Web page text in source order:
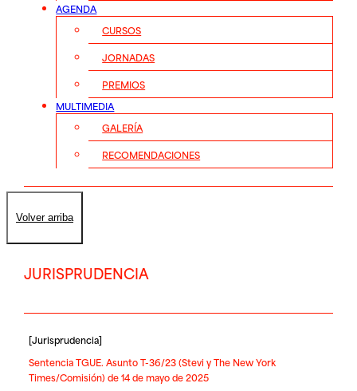
AGENDA
CURSOS
JORNADAS
PREMIOS
MULTIMEDIA
GALERÍA
RECOMENDACIONES
Volver arriba
JURISPRUDENCIA
[Jurisprudencia]
Sentencia TGUE. Asunto T-36/23 (Stevi y The New York
Times/Comisión) de 14 de mayo de 2025